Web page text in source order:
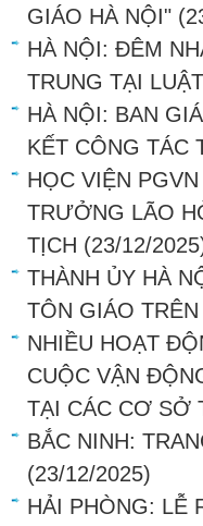
GIÁO HÀ NỘI"
HÀ NỘI: ĐÊM
TRUNG TẠI
HÀ NỘI: BAN
KẾT CÔNG TÁC
HỌC VIỆN
TRƯỞNG LÃO
TỊCH (23/12/
THÀNH ỦY HÀ
TÔN GIÁO
NHIỀU HOẠT
CUỘC VẬN
TẠI CÁC CƠ SỞ
BẮC NINH:
(23/12/2025)
HẢI PHÒNG: LỄ